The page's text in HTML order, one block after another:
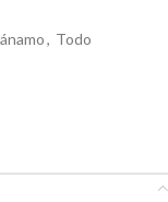
, Todo